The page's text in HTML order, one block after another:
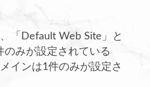
「Default Web Site」と
のみが設定されている
インは1件のみが設定さ